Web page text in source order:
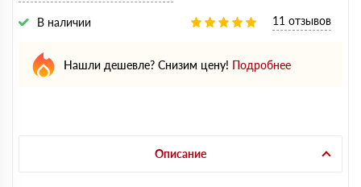
В наличии 11 отзывов
Нашли дешевле? Снизим цену! Подробнее
Описание